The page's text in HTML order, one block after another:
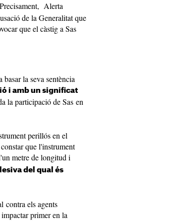
Precisament, Alerta
de la Generalitat que
que el càstig a Sas
la seva sentència
i amb un significat
la participació de Sas en
perillós en el
que l'instrument
metre de longitud i
del qual és
contra els agents
primer en la